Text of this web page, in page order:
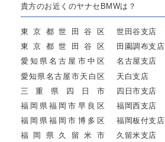
貴方のお近くのヤナセBMWは？
東京都世田谷区
世田谷支店
東京都世田谷区
田園調布支店
愛知県名古屋市中区
名古屋支店
愛知県名古屋市天白区
天白支店
三重県四日市
四日市支店
福岡県福岡市早良区
福岡西支店
福岡県福岡市博多区
福岡板付支店
福岡県久留米市
久留米支店